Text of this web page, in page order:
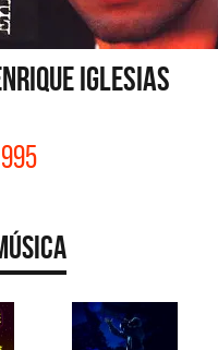
IGLESIAS